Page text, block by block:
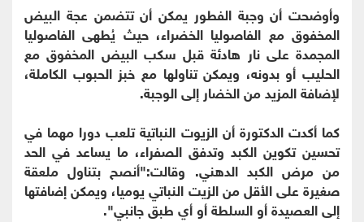
وأوضحت أن وجبة الفطور يمكن أن تتضمن عجة البيض
المخفوق مع الفاصوليا الخضراء، حيث يُطهى الفاصوليا
المجمدة على نار هادئة قبل سكب البيض المخفوق مع
الحليب أو بدونه، ويمكن تناولها مع خبز الحبوب الكاملة،
لإضافة المزيد من الخضار إلى الوجبة.
كما أكدت الدكتورة أن الزيوت النباتية تلعب دورا مهما في
تحسين تكوين الكبد وتدفق الصفراء، ما يساعد في الحد
من مرض الكبد الدهني. وقالت:"أنصح بتناول ملعقة
صغيرة على الأقل من الزيت النباتي يوميا، ويمكن إضافتها
إلى العصيدة أو السلطة أو أي طبق جانبي".